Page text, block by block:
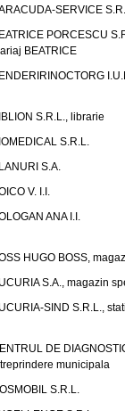
SERVICE
PORCESCU
BEATRICE
S.R.L., librarie
S.R.L.
S.A.
V. I.I.
ANA I.I.
HUGO BOSS,
S.A., magazin
SIND S.R.L.,
DE
municipala
S.R.L.